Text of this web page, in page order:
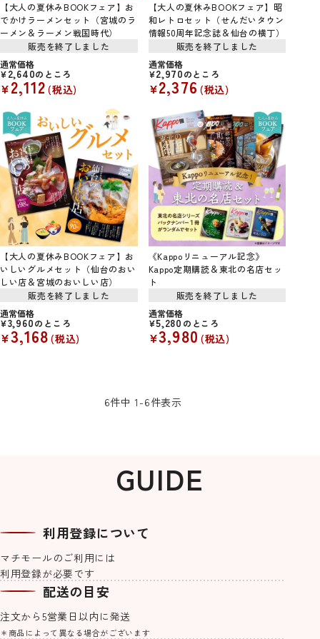
【大人の夏休みBOOKフェア】お
でかけラーメンセット（宮城のラ
ーメン＆ラーメン戦国時代）
販売を終了しました
通常価格
¥2,640のところ
¥2,112 税込
【大人の夏休みBOOKフェア】昭
和レトロセット（せんだいタウン
情報50周年記念誌＆仙台の横丁）
販売を終了しました
通常価格
¥2,970のところ
¥2,376 税込
【大人の夏休みBOOKフェア】お
いしいグルメセット（仙台のおい
しい店＆宮城のおいしい店）
販売を終了しました
通常価格
¥3,960のところ
¥3,168 税込
《Kappoリニューアル記念》
Kappo定期購読＆東北の名店セッ
ト
販売を終了しました
通常価格
¥5,280のところ
¥3,980 税込
6件中 1 -6件表示
GUIDE
利用登録について
マチモールのご利用には
利用登録が必要です
配送の目安
注文から5営業日以内に発送
＊商品によって異なる場合がございます